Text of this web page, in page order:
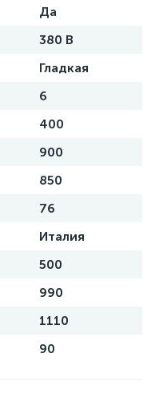
Да
380 В
Гладкая
6
400
900
850
76
Италия
500
990
1110
90